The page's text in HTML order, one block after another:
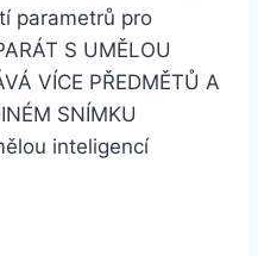
parametrů pro
S UMĚLOU
VÍCE PŘEDMĚTŮ A
SNÍMKU
inteligencí